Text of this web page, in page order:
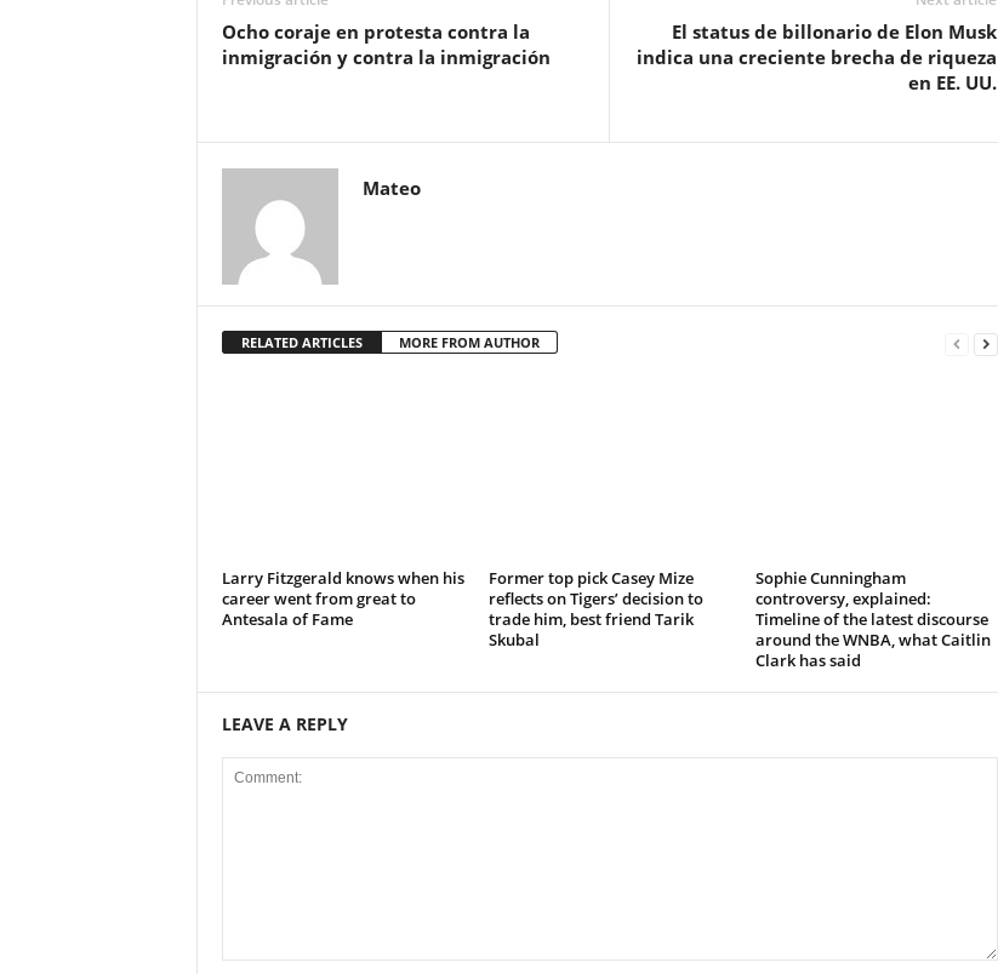
Ocho coraje en protesta contra la
inmigración y contra la inmigración
El status de billonario de Elon Musk
indica una creciente brecha de riqueza
en EE. UU.
Mateo
RELATED ARTICLES MORE FROM AUTHOR
Larry Fitzgerald knows when his
career went from great to
Antesala of Fame
Former top pick Casey Mize
reflects on Tigers’ decision to
trade him, best friend Tarik
Skubal
Sophie Cunningham
controversy, explained:
Timeline of the latest discourse
around the WNBA, what Caitlin
Clark has said
LEAVE A REPLY